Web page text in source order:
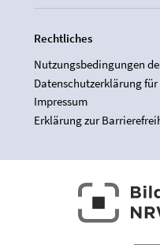
Rechtliches
Nutzungsbedingungen
Datenschutzerklärung für
Impressum
Erklärung zur